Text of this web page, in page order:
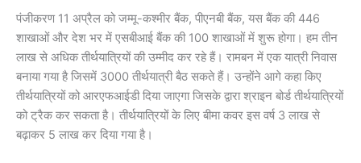
पंजीकरण 11 अप्रैल को जम्मू-कश्मीर बैंक, पीएनबी बैंक, यस बैंक की 446
शाखाओं और देश भर में एसबीआई बैंक की 100 शाखाओं में शुरू होगा। हम तीन
लाख से अधिक तीर्थयात्रियों की उम्मीद कर रहे हैं। रामबन में एक यात्री निवास
बनाया गया है जिसमें 3000 तीर्थयात्री बैठ सकते हैं। उन्होंने आगे कहा किए
तीर्थयात्रियों को आरएफआईडी दिया जाएगा जिसके द्वारा श्राइन बोर्ड तीर्थयात्रियों
को ट्रैक कर सकता है। तीर्थयात्रियों के लिए बीमा कवर इस वर्ष 3 लाख से
बढ़ाकर 5 लाख कर दिया गया है।